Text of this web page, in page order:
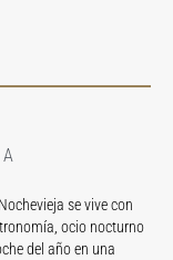
se vive con
ocio nocturno
del año en una